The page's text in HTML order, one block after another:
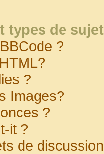
types de
?
?
Images?
?
it ?
de